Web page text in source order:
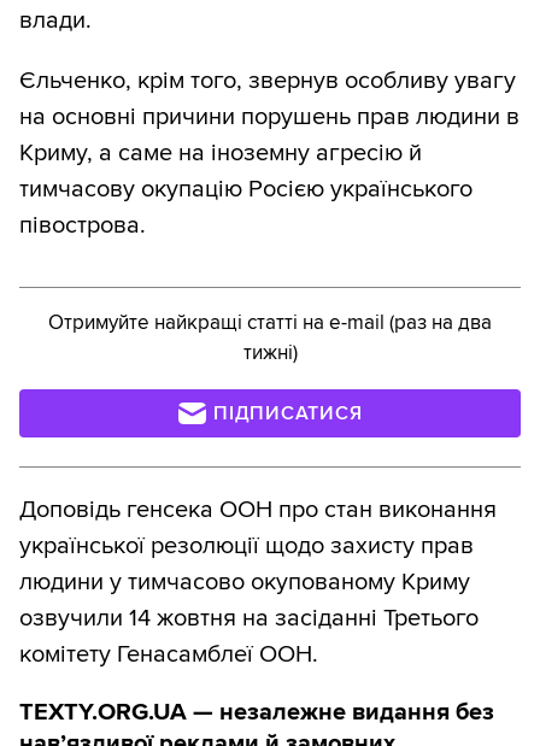
влади.
Єльченко, крім того, звернув особливу увагу
на основні причини порушень прав людини в
Криму, а саме на іноземну агресію й
тимчасову окупацію Росією українського
півострова.
Отримуйте найкращі статті на e-mail (раз на два
тижні)
ПІДПИСАТИСЯ
Доповідь генсека ООН про стан виконання
української резолюції щодо захисту прав
людини у тимчасово окупованому Криму
озвучили 14 жовтня на засіданні Третього
комітету Генасамблеї ООН.
TEXTY.ORG.UA — незалежне видання без